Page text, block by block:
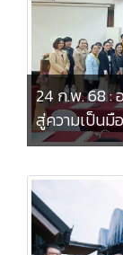
24 ก.พ. 68 :
สู่ความเป็นมื